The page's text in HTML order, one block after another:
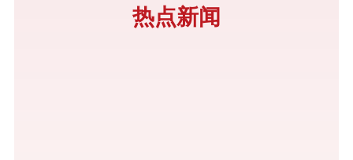
热点新闻